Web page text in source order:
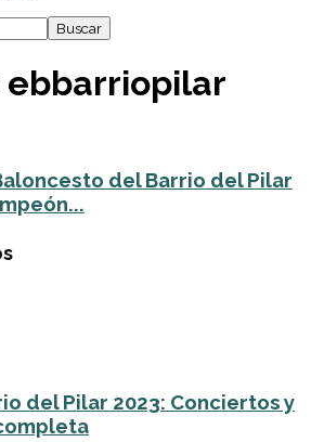
ebbarriopilar
del Barrio del Pilar
del Pilar 2023: Conciertos y